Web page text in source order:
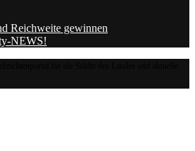
Reichweite gewinnen
NEWS!